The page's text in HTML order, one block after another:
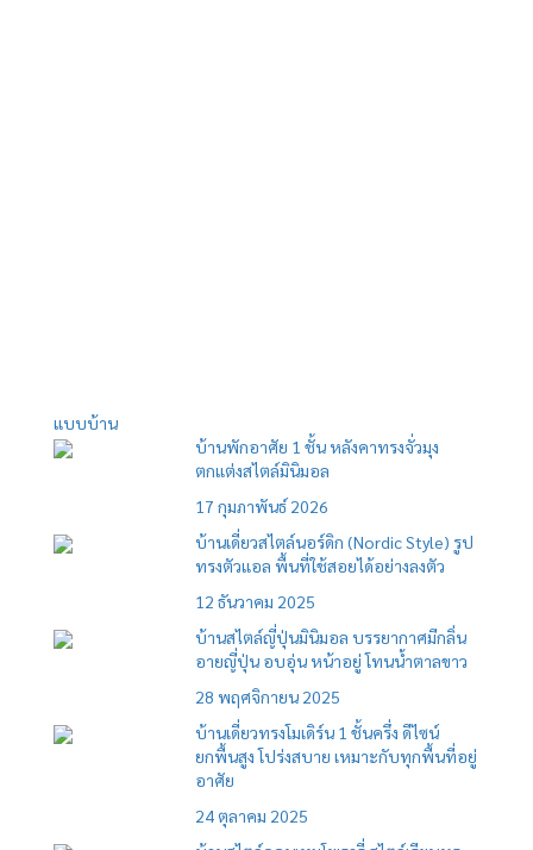
แบบบ้าน
บ้านพักอาศัย 1 ชั้น หลังคาทรงจั่วมุง
ตกแต่งสไตล์มินิมอล
17 กุมภาพันธ์ 2026
บ้านเดี่ยวสไตล์นอร์ดิก (Nordic Style) รูป
ทรงตัวแอล พื้นที่ใช้สอยได้อย่างลงตัว
12 ธันวาคม 2025
บ้านสไตล์ญี่ปุ่นมินิมอล บรรยากาศมีกลิ่น
อายญี่ปุ่น อบอุ่น หน้าอยู่ โทนน้ำตาลขาว
28 พฤศจิกายน 2025
บ้านเดี่ยวทรงโมเดิร์น 1 ชั้นครึ่ง ดีไซน์
ยกพื้นสูง โปร่งสบาย เหมาะกับทุกพื้นที่อยู่
อาศัย
24 ตุลาคม 2025